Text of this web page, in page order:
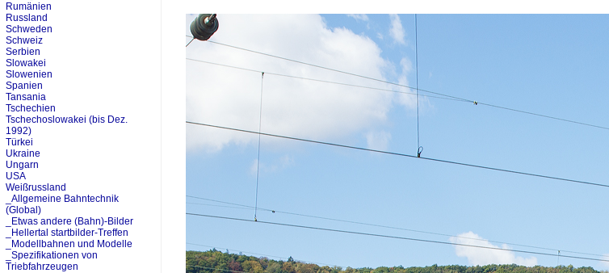
Rumänien
Russland
Schweden
Schweiz
Serbien
Slowakei
Slowenien
Spanien
Tansania
Tschechien
Tschechoslowakei (bis Dez.
1992)
Türkei
Ukraine
Ungarn
USA
Weißrussland
_Allgemeine Bahntechnik
(Global)
_Etwas andere (Bahn)-Bilder
_Hellertal startbilder-Treffen
_Modellbahnen und Modelle
_Spezifikationen von
Triebfahrzeugen